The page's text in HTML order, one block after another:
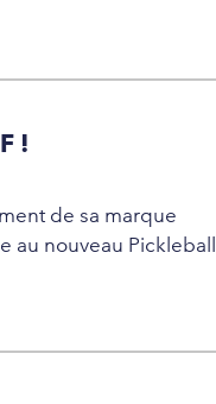
!
de sa marque
au nouveau Pickleball